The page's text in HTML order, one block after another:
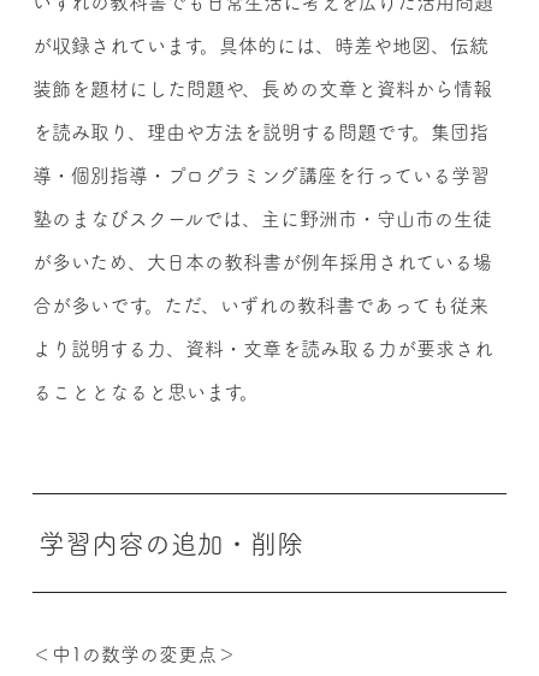
が収録されています。具体的には、時差や地図、伝統
装飾を題材にした問題や、長めの文章と資料から情報
を読み取り、理由や方法を説明する問題です。集団指
導・個別指導・プログラミング講座を行っている学習
塾のまなびスクールでは、主に野洲市・守山市の生徒
が多いため、大日本の教科書が例年採用されている場
合が多いです。ただ、いずれの教科書であっても従来
より説明する力、資料・文章を読み取る力が要求され
ることとなると思います。
学習内容の追加・削除
＜中1の数学の変更点＞